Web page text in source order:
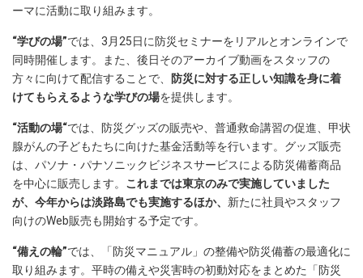
ーマに活動に取り組みます。
“学びの場”では、3月25日に防災セミナーをリアルとオンラインで
同時開催します。また、後日そのアーカイブ動画をスタッフの
方々に向けて配信することで、
防災に対する正しい知識を身に着
けてもらえるような学びの場を提供します。
“活動の場“では、防災グッズの販売や、普通救命講習の促進、甲状
腺がんの子どもたちに向けた基金活動等を行います。グッズ販売
は、パソナ・パナソニックビジネスサービスによる防災備蓄商品
を中心に販売します。 これまでは東京のみで実施していました
が、今年からは淡路島でも実施するほか、 新たに社員やスタッフ
向けのWeb販売も開始する予定です。
“備えの輪”では、「防災マニュアル」の整備や防災備蓄の最適化に
取り組みます。平時の備えや災害時の初動対応をまとめた「防災